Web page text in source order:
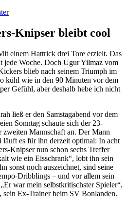
Knipser bleibt cool
einem Hattrick drei Tore erzielt. Das
jede Woche. Doch Ugur Yilmaz vom
blieb nach seinem Triumph im
kühl wie in den 90 Minuten vor dem
Gefühl, aber deshalb hebe ich nicht
ließ er den Samstagabend vor dem
Sonntag schaute sich der 23-
zweiten Mannschaft an. Der Mann
es für ihn derzeit optimal: In acht
Knipser nun schon sechs Treffer
wie ein Eisschrank“, lobt ihn sein
sonst noch auszeichnet, sind seine
Dribblings – und vor allem sein
war mein selbstkritischster Spieler“,
sein Ex-Trainer beim SV Bonlanden.